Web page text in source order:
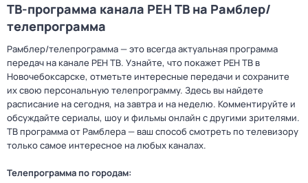
ТВ-программа канала РЕН ТВ на Рамблер/
телепрограмма
Рамблер/телепрограмма — это всегда актуальная программа
передач на канале РЕН ТВ. Узнайте, что покажет РЕН ТВ в
Новочебоксарске, отметьте интересные передачи и сохраните
их свою персональную телепрограмму. Здесь вы найдете
расписание на сегодня, на завтра и на неделю. Комментируйте и
обсуждайте сериалы, шоу и фильмы онлайн с другими зрителями.
ТВ программа от Рамблера — ваш способ смотреть по телевизору
только самое интересное на любых каналах.
Телепрограмма по городам: